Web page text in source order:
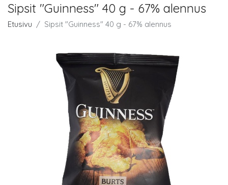
Sipsit "Guinness" 40 g - 67% alennus
Etusivu Sipsit "Guinness" 40 g - 67% alennus